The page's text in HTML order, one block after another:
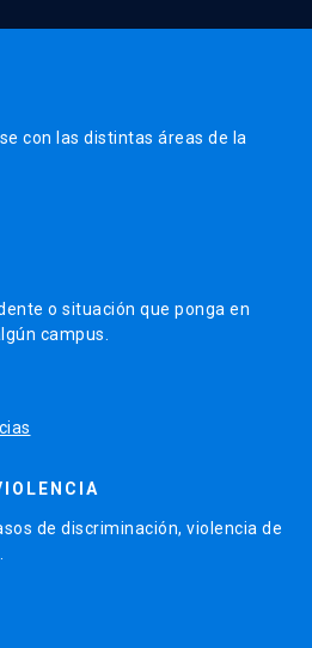
con las distintas áreas de la
o situación que ponga en
campus.
de discriminación, violencia de